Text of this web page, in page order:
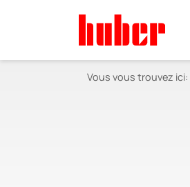
Vous vous trouvez ici: